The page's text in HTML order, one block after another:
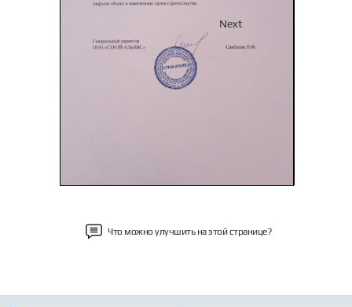
Next
Что можно улучшить на этой странице?